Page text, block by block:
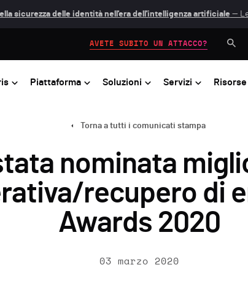
sicurezza delle identità nell'era dell'intelligenza artificiale —
Piattaforma Soluzioni Servizi Risorse
AVETE SUBITO UN ATTACCO?
Torna a tutti i comunicati stampa
nominata
recupero di
Awards 2020
03 marzo 2020